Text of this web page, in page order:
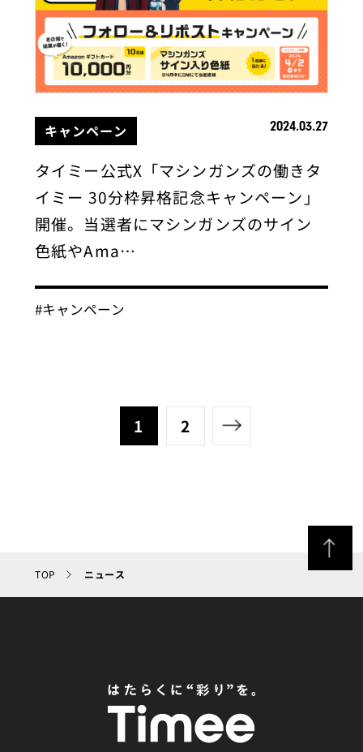
キャンペーン 2024.03.27
タイミー公式X「マシンガンズの働きタ
イミー 30分枠昇格記念キャンペーン」
開催。当選者にマシンガンズのサイン
色紙やAma…
#キャンペーン
1 2
TOP ニュース